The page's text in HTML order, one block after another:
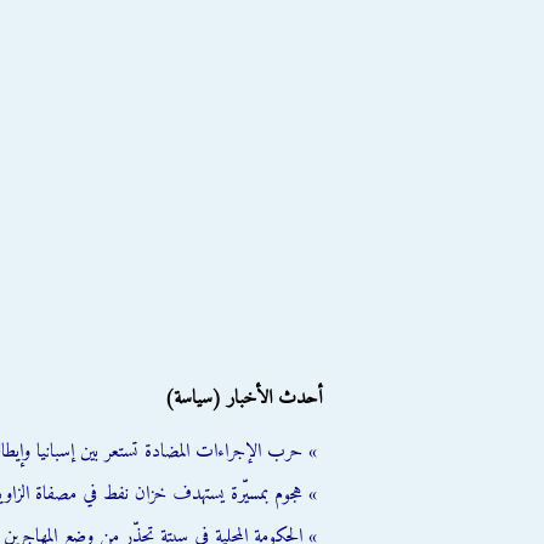
أحدث الأخبار (سياسة)
» حرب الإجراءات المضادة تستعر بين إسبانيا
» هجوم بمسيّرة يستهدف خزان نفط في مصفاة
» الحكومة المحلية في سبتة تحذّر من وضع المهاجرين